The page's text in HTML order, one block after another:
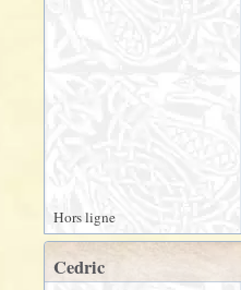
Hors ligne
Cedric